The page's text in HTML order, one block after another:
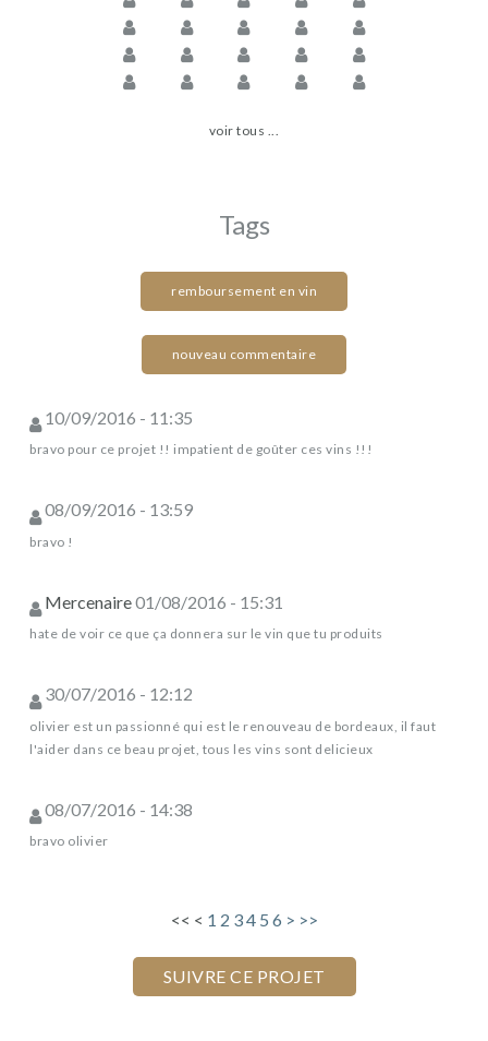
voir tous ...
Tags
remboursement en vin
nouveau commentaire
10/09/2016 - 11:35
bravo pour ce projet !! impatient de goûter ces vins !!!
08/09/2016 - 13:59
bravo !
Mercenaire01/08/2016 - 15:31
hate de voir ce que ça donnera sur le vin que tu produits
30/07/2016 - 12:12
olivier est un passionné qui est le renouveau de bordeaux, il faut
l'aider dans ce beau projet, tous les vins sont delicieux
08/07/2016 - 14:38
bravo olivier
<< < 1 2 34 5 6 > >>